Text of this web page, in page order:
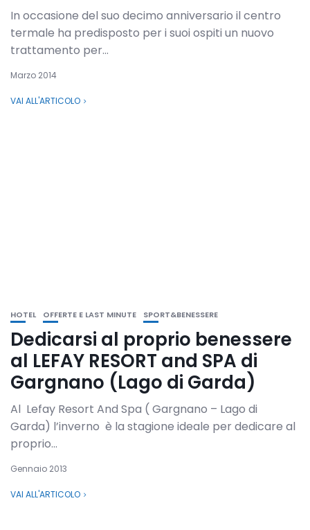
In occasione del suo decimo anniversario il centro
termale ha predisposto per i suoi ospiti un nuovo
trattamento per...
Marzo 2014
VAI ALL'ARTICOLO
HOTEL OFFERTE E LAST MINUTE SPORT&BENESSERE
Dedicarsi al proprio benessere
al LEFAY RESORT and SPA di
Gargnano (Lago di Garda)
Al Lefay Resort And Spa ( Gargnano – Lago di
Garda) l’inverno è la stagione ideale per dedicare al
proprio...
Gennaio 2013
VAI ALL'ARTICOLO